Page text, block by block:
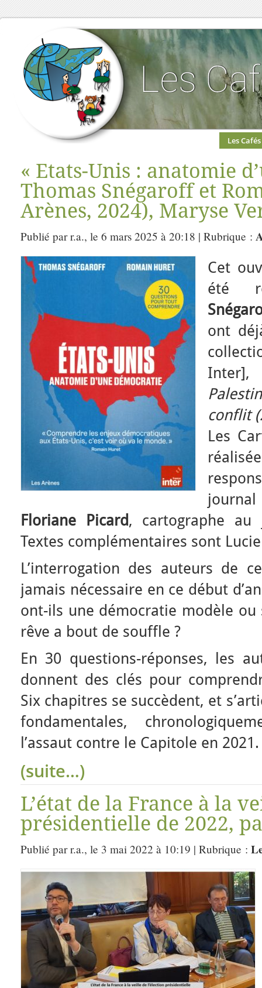
Les Cafés
« Etats-Unis : anatomie
Thomas Snégaroff et
Arènes, 2024), Maryse
Publié par r.a., le 6 mars 2025 à 20:18 | Rubrique :
Cet
été
ont
Inter],
conflit
Les
Floriane Picard, cartographe
Textes complémentaires sont
L’interrogation des auteurs de
jamais nécessaire en ce début
ont-ils une démocratie modèle ou
rêve a bout de souffle ?
En 30 questions-réponses, les
donnent des clés pour
Six chapitres se succèdent, et
fondamentales,
l’assaut contre le Capitole en 2021.
(suite…)
L’état de la France à la
présidentielle de 2022,
Publié par r.a., le 3 mai 2022 à 10:19 | Rubrique :